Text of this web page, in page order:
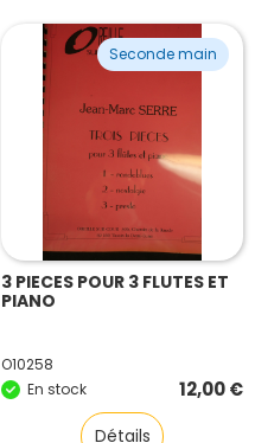
Seconde main
3 PIECES POUR 3 FLUTES ET
PIANO
O10258
En stock
12,00€
Détails